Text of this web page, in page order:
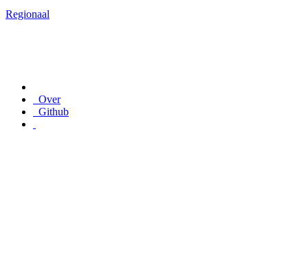
Regionaal
Over
Github